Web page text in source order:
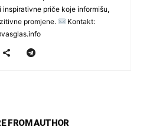
priče koje informišu,
promjene.
Kontakt:
FROM AUTHOR